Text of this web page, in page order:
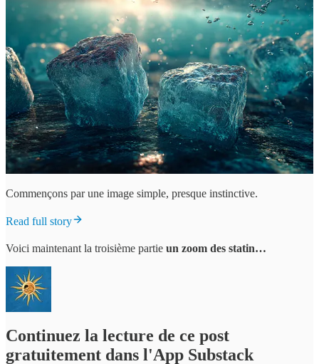
Commençons par une image simple, presque instinctive.
Read full story
Voici maintenant la troisième partie un zoom des statin…
Continuez la lecture de ce post
gratuitement dans l'App Substack